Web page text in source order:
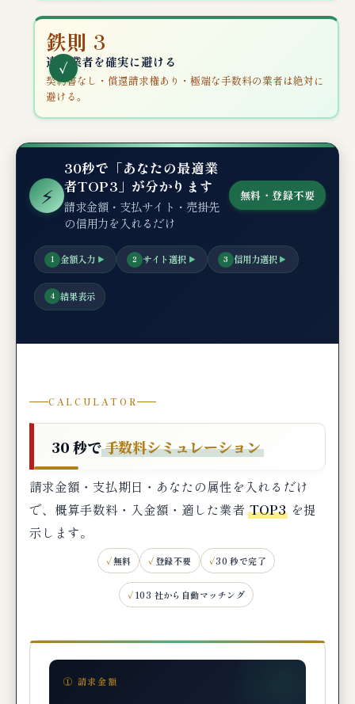
鉄則 3
違法業者を確実に避ける
契約書なし・償還請求権あり・極端な手数料の業者は絶対に
避ける。
⚡
30秒で「あなたの最適業
者TOP3」が分かります
請求金額・支払サイト・売掛先
の信用力を入れるだけ
無料・登録不要
1 金額入力 ▶ 2 サイト選択 ▶ 3 信用力選択 ▶
4 結果表示
CALCULATOR
30 秒で手数料シミュレーション
請求金額・支払期日・あなたの属性を入れるだけ
で、概算手数料・入金額・適した業者 TOP3 を提
示します。
無料 登録不要 30 秒で完了
103 社から自動マッチング
① 請求金額